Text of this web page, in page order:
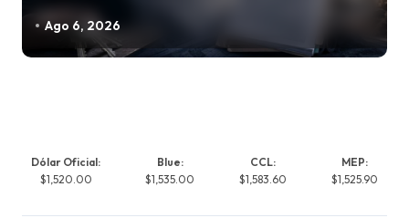
Ago 6, 2026
Dólar Oficial:
$1,520.00
Blue:
$1,535.00
CCL:
$1,583.60
MEP:
$1,525.90